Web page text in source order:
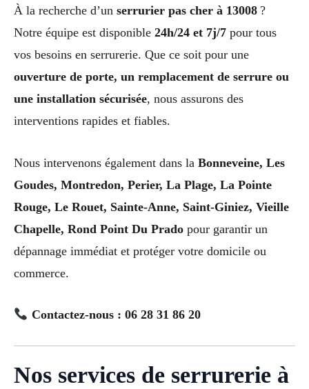
À la recherche d’un serrurier pas cher à 13008 ?
Notre équipe est disponible 24h/24 et 7j/7 pour tous
vos besoins en serrurerie. Que ce soit pour une
ouverture de porte, un remplacement de serrure ou
une installation sécurisée, nous assurons des
interventions rapides et fiables.
Nous intervenons également dans la Bonneveine, Les
Goudes, Montredon, Perier, La Plage, La Pointe
Rouge, Le Rouet, Sainte-Anne, Saint-Giniez, Vieille
Chapelle, Rond Point Du Prado pour garantir un
dépannage immédiat et protéger votre domicile ou
commerce.
Contactez-nous : 06 28 31 86 20
Nos services de serrurerie à